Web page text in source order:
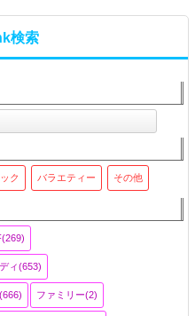
検索
ク バラエティー その他
ィ(653)
ファミリー(2)